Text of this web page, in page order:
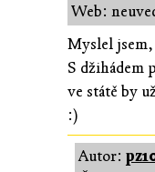
Web:
Myslel
S džihádem
ve státě by
:)
Autor: